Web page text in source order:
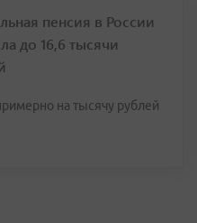
пенсия в России
до 16,6 тысячи
на тысячу рублей